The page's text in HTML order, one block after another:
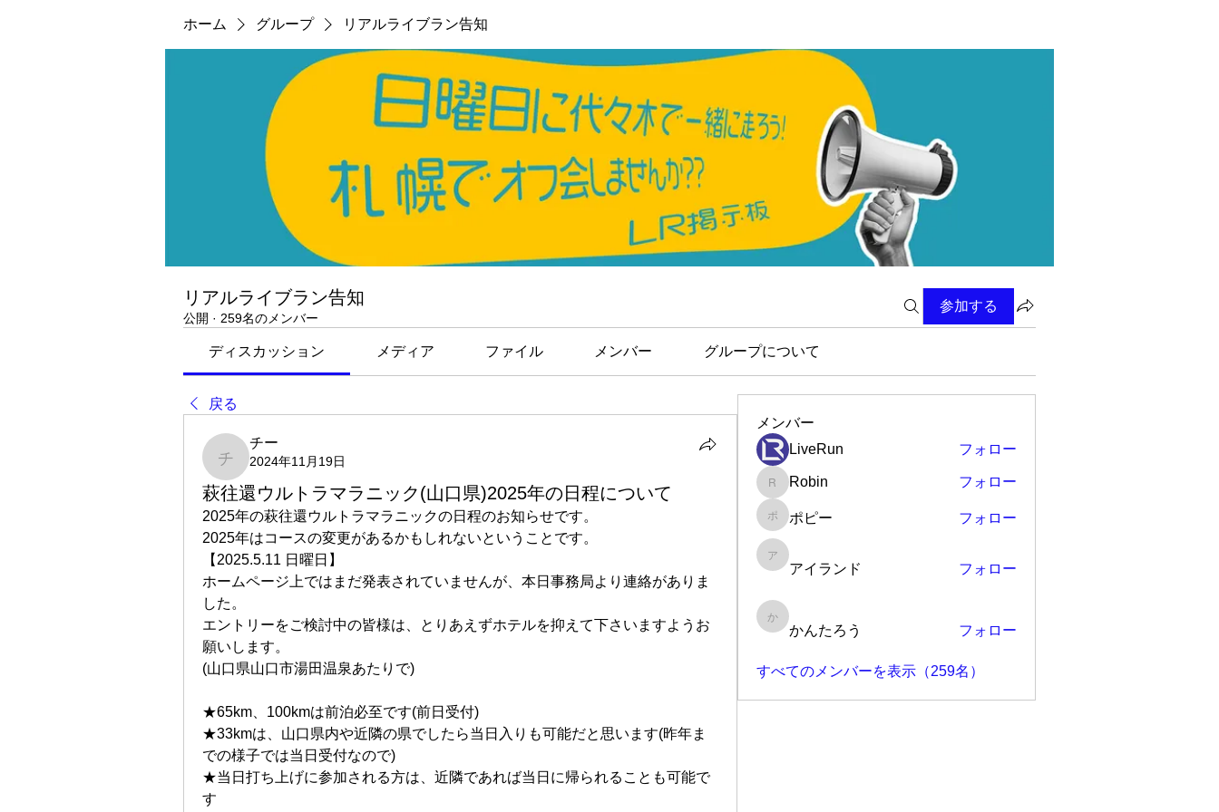
ホーム グループ リアルライブラン告知
リアルライブラン告知
公開 · 259名のメンバー
参加する
ディスカッション メディア ファイル メンバー グループについて
戻る
チー
チー
2024年11月19日
萩往還ウルトラマラニック(山口県)2025年の日程について
2025年の萩往還ウルトラマラニックの日程のお知らせです。
2025年はコースの変更があるかもしれないということです。
【2025.5.11 日曜日】
ホームページ上ではまだ発表されていませんが、本日事務局より連絡がありま
した。
エントリーをご検討中の皆様は、とりあえずホテルを抑えて下さいますようお
願いします。
(山口県山口市湯田温泉あたりで)
★65km、100kmは前泊必至です(前日受付)
★33kmは、山口県内や近隣の県でしたら当日入りも可能だと思います(昨年ま
での様子では当日受付なので)
★当日打ち上げに参加される方は、近隣であれば当日に帰られることも可能で
す
メンバー
LiveRun
フォロー
Robin
Robin フォロー
ポピーポピー フォロー
アイランド
アイランド フォロー
かんたろう
かんたろう フォロー
すべてのメンバーを表示（259名）